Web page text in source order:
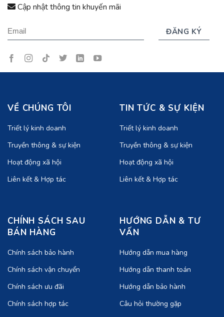
Cập nhật thông tin khuyến mãi
VỀ CHÚNG TÔI
Triết lý kinh doanh
Truyền thông & sự kiện
Hoạt động xã hội
Liên kết & Hợp tác
TIN TỨC & SỰ KIỆN
Triết lý kinh doanh
Truyền thông & sự kiện
Hoạt động xã hội
Liên kết & Hợp tác
CHÍNH SÁCH SAU
BÁN HÀNG
Chính sách bảo hành
Chính sách vận chuyển
Chính sách ưu đãi
Chính sách hợp tác
HƯỚNG DẪN & TƯ
VẤN
Hướng dẫn mua hàng
Hướng dẫn thanh toán
Hướng dẫn bảo hành
Câu hỏi thường gặp